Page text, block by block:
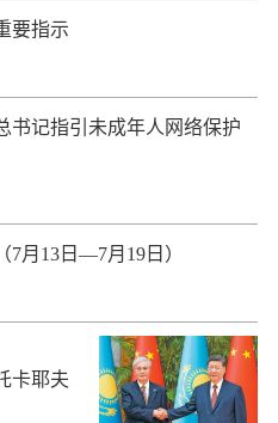
要指示
记指引未成年人网络保护
7月13日—7月19日）
卡耶夫